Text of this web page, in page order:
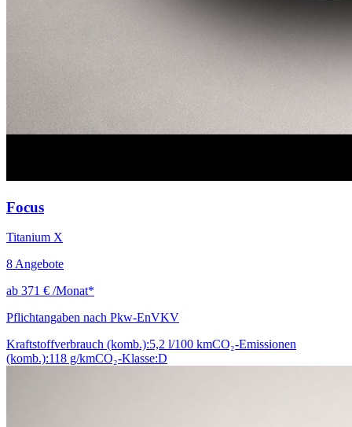
Focus
Titanium X
8 Angebote
ab 371 € /Monat*
Pflichtangaben nach Pkw-EnVKV
Kraftstoffverbrauch (komb.):5,2 l/100 kmCO₂-Emissionen
(komb.):118 g/kmCO₂-Klasse:D